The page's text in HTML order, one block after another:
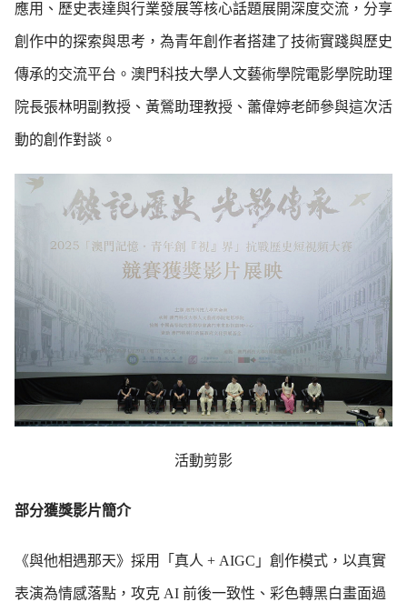
應用、歷史表達與行業發展等核心話題展開深度交流，分享
創作中的探索與思考，為青年創作者搭建了技術實踐與歷史
傳承的交流平台。澳門科技大學人文藝術學院電影學院助理
院長張林明副教授、黃鶯助理教授、蕭偉婷老師參與這次活
動的創作對談。
活動剪影
部分獲獎影片簡介
《與他相遇那天》採用「真人 + AIGC」創作模式，以真實
表演為情感落點，攻克 AI 前後一致性、彩色轉黑白畫面過